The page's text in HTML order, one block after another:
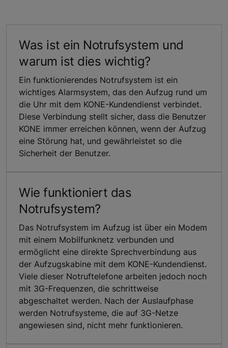
Was ist ein Notrufsystem und
warum ist dies wichtig?
Ein funktionierendes Notrufsystem ist ein
wichtiges Alarmsystem, das den Aufzug rund um
die Uhr mit dem KONE-Kundendienst verbindet.
Diese Verbindung stellt sicher, dass die Benutzer
KONE immer erreichen können, wenn der Aufzug
eine Störung hat, und gewährleistet so die
Sicherheit der Benutzer.
Wie funktioniert das
Notrufsystem?
Das Notrufsystem im Aufzug ist über ein Modem
mit einem Mobilfunknetz verbunden und
ermöglicht eine direkte Sprechverbindung aus
der Aufzugskabine mit dem KONE-Kundendienst.
Viele dieser Notruftelefone arbeiten jedoch noch
mit 3G-Frequenzen, die schrittweise
abgeschaltet werden. Nach der Auslaufphase
werden Notrufsysteme, die auf 3G-Netze
angewiesen sind, nicht mehr funktionieren.